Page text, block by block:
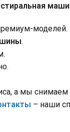
стиральная
моделей.
.
а мы
– наши